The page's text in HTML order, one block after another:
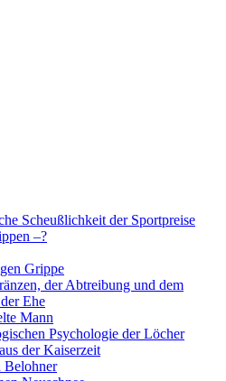
Scheußlichkeit der Sportpreise
–?
Grippe
der Abtreibung und dem
Ehe
Mann
Psychologie der Löcher
der Kaiserzeit
Belohner